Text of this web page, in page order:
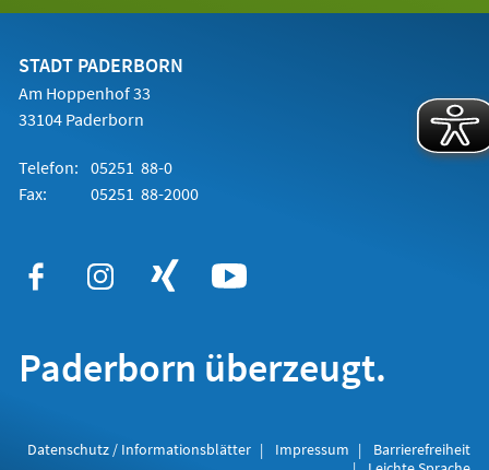
einem
STADT PADERBORN
Am Hoppenhof 33
33104 Paderborn
Telefon: 05251 88-0
Fax:
05251 88-2000
Paderborn überzeugt.
Datenschutz / Informationsblätter Impressum
Barrierefreiheit